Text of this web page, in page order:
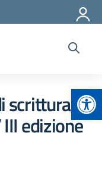
scrittura
edizione